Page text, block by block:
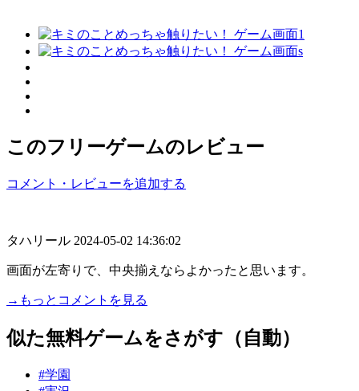
このフリーゲームのレビュー
コメント・レビューを追加する
タハリール 2024-05-02 14:36:02
画面が左寄りで、中央揃えならよかったと思います。
→もっとコメントを見る
似た無料ゲームをさがす（自動）
#学園